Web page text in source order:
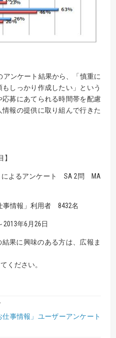
ンケート結果から、「慎重に
しっかり作成したい」という
募にあてられる時間帯を配慮
報の提供に取り組んで行きた
によるアンケート SA 2問 MA
事情報」利用者 8432名
年6月26日
果に興味のある方は、広報ま
ください。
仕事情報」ユーザーアンケート